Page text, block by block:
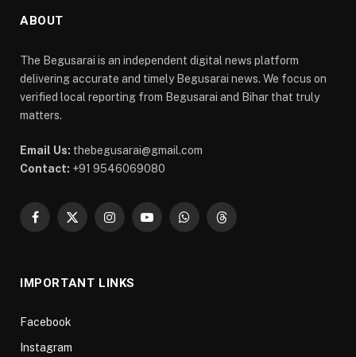
ABOUT
The Begusarai is an independent digital news platform
delivering accurate and timely Begusarai news. We focus on
verified local reporting from Begusarai and Bihar that truly
matters.
Email Us: thebegusarai@gmail.com
Contact: +91 9546069080
Facebook
X
InstagramYouTubeWhatsAppThreads
IMPORTANT LINKS
Facebook
Instagram